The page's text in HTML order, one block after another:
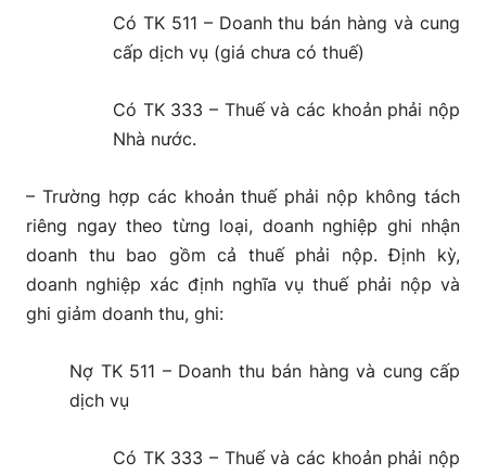
Có TK 511 – Doanh thu bán hàng và cung
cấp dịch vụ (giá chưa có thuế)
Có TK 333 – Thuế và các khoản phải nộp
Nhà nước.
– Trường hợp các khoản thuế phải nộp không tách
riêng ngay theo từng loại, doanh nghiệp ghi nhận
doanh thu bao gồm cả thuế phải nộp. Định kỳ,
doanh nghiệp xác định nghĩa vụ thuế phải nộp và
ghi giảm doanh thu, ghi:
Nợ TK 511 – Doanh thu bán hàng và cung cấp
dịch vụ
Có TK 333 – Thuế và các khoản phải nộp